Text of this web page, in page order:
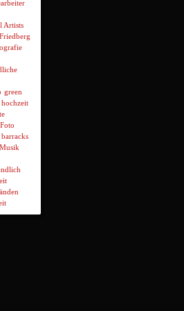
Artists
green
hochzeit